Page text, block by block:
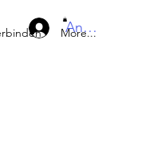
More...
Anmelden